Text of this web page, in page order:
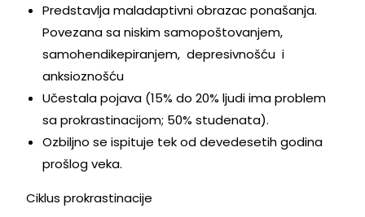
Predstavlja maladaptivni obrazac ponašanja.
Povezana sa niskim samopoštovanjem,
samohendikepiranjem, depresivnošću i
anksioznošću
Učestala pojava (15% do 20% ljudi ima problem
sa prokrastinacijom; 50% studenata).
Ozbiljno se ispituje tek od devedesetih godina
prošlog veka.
Ciklus prokrastinacije